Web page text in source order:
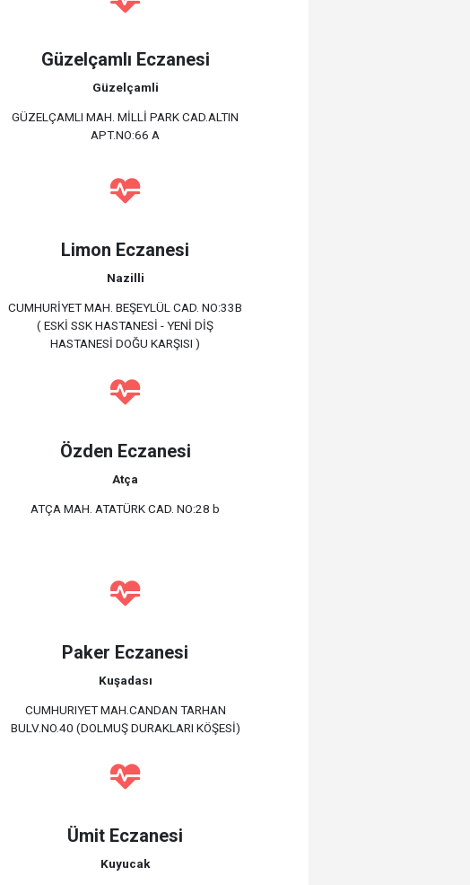
Güzelçamlı Eczanesi
Güzelçamli
GÜZELÇAMLI MAH. MİLLİ PARK CAD.ALTIN
APT.NO:66 A
Limon Eczanesi
Nazilli
CUMHURİYET MAH. BEŞEYLÜL CAD. NO:33B
( ESKİ SSK HASTANESİ - YENİ DİŞ
HASTANESİ DOĞU KARŞISI )
Özden Eczanesi
Atça
ATÇA MAH. ATATÜRK CAD. NO:28 b
Paker Eczanesi
Kuşadası
CUMHURIYET MAH.CANDAN TARHAN
BULV.NO.40 (DOLMUŞ DURAKLARI KÖŞESİ)
Ümit Eczanesi
Kuyucak